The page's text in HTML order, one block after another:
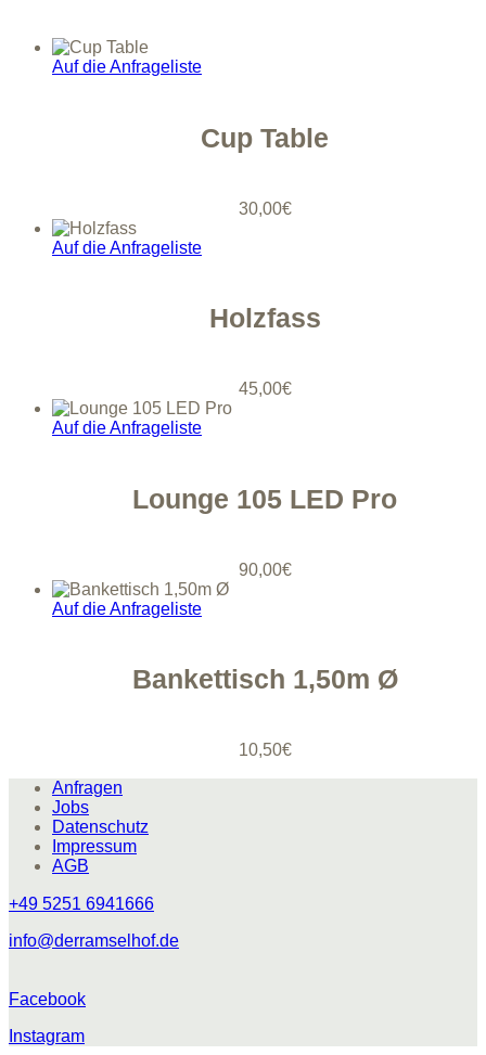
Auf die Anfrageliste
Cup Table
30,00€
Auf die Anfrageliste
Holzfass
45,00€
Auf die Anfrageliste
Lounge 105 LED Pro
90,00€
Auf die Anfrageliste
Bankettisch 1,50m Ø
10,50€
Anfragen
Jobs
Datenschutz
Impressum
AGB
+49 5251 6941666
info@derramselhof.de
Facebook
Instagram